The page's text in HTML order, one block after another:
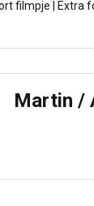
filmpje | Extra
Martin /